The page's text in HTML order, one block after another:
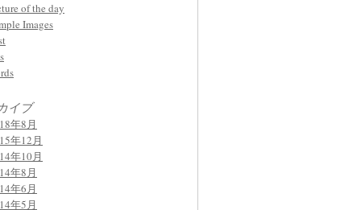
of the day
Images
イブ
年8月
年12月
年10月
年8月
年6月
年5月